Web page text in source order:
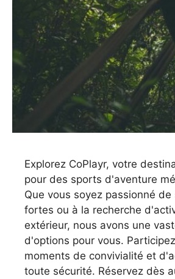
Explorez CoPlayr, votre
pour des sports d'aventure
Que vous soyez passionné de
fortes ou à la recherche
extérieur, nous avons une
d'options pour vous.
moments de convivialité et
toute sécurité. Réservez dès